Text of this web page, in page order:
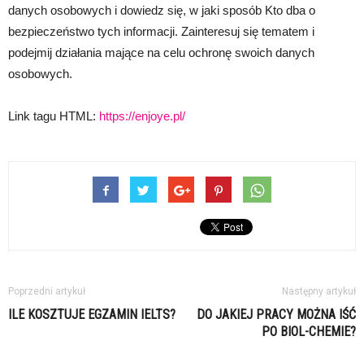
danych osobowych i dowiedz się, w jaki sposób Kto dba o
bezpieczeństwo tych informacji. Zainteresuj się tematem i
podejmij działania mające na celu ochronę swoich danych
osobowych.
Link tagu HTML: https://enjoye.pl/
Poprzedni artykuł
ILE KOSZTUJE EGZAMIN IELTS?
Następny artykuł
DO JAKIEJ PRACY MOŻNA IŚĆ
PO BIOL-CHEMIE?